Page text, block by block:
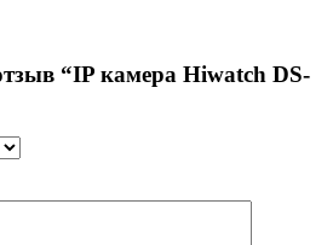
“IP камера Hiwatch DS-